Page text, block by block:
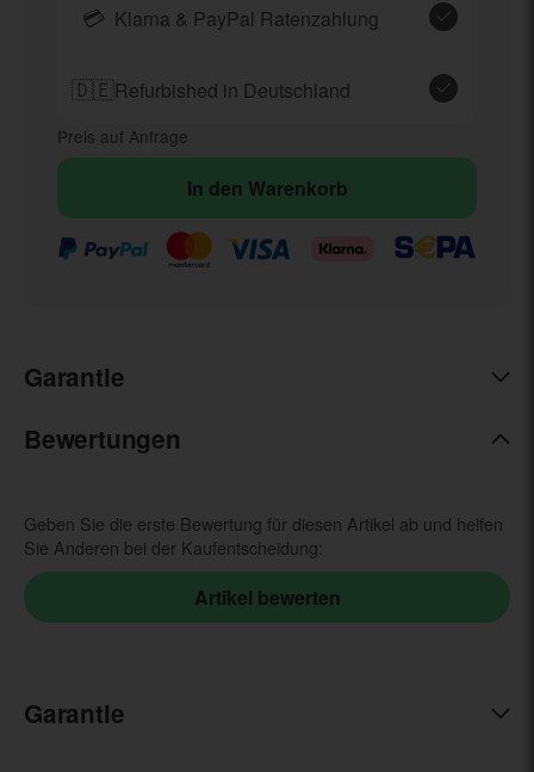
💳 Klarna & PayPal Ratenzahlung
🇩🇪Refurbished in Deutschland
Preis auf Anfrage
In den Warenkorb
Garantie
Bewertungen
Geben Sie die erste Bewertung für diesen Artikel ab und helfen
Sie Anderen bei der Kaufentscheidung:
Garantie